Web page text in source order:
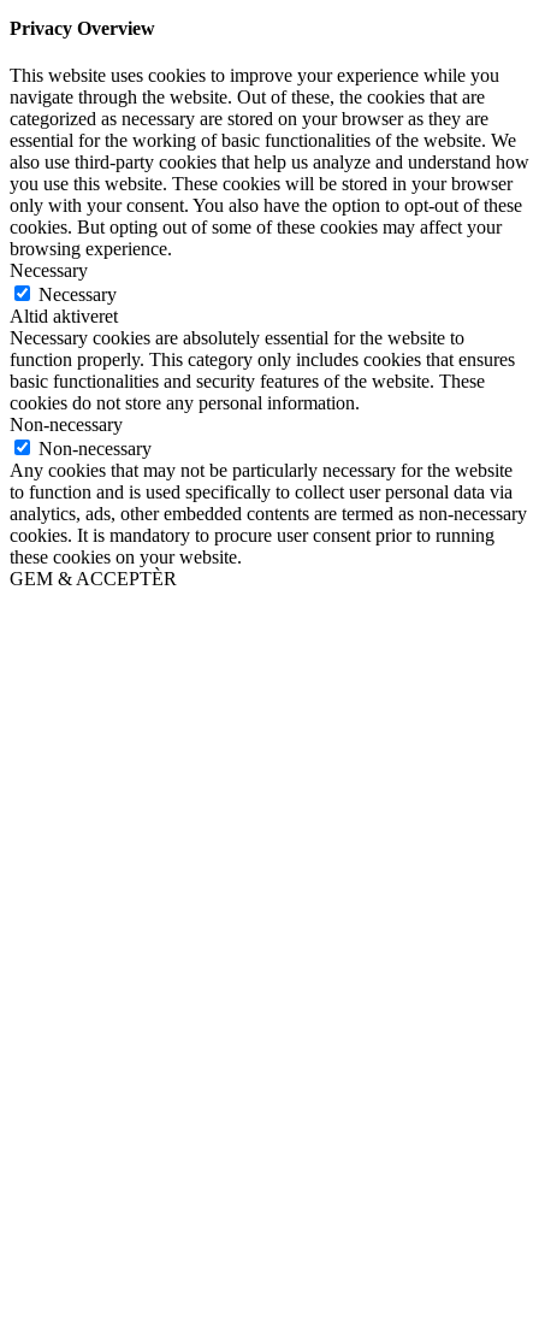
Privacy Overview
This website uses cookies to improve your experience while you
navigate through the website. Out of these, the cookies that are
categorized as necessary are stored on your browser as they are
essential for the working of basic functionalities of the website. We
also use third-party cookies that help us analyze and understand how
you use this website. These cookies will be stored in your browser
only with your consent. You also have the option to opt-out of these
cookies. But opting out of some of these cookies may affect your
browsing experience.
Necessary
Necessary
Altid aktiveret
Necessary cookies are absolutely essential for the website to
function properly. This category only includes cookies that ensures
basic functionalities and security features of the website. These
cookies do not store any personal information.
Non-necessary
Non-necessary
Any cookies that may not be particularly necessary for the website
to function and is used specifically to collect user personal data via
analytics, ads, other embedded contents are termed as non-necessary
cookies. It is mandatory to procure user consent prior to running
these cookies on your website.
GEM & ACCEPTÈR